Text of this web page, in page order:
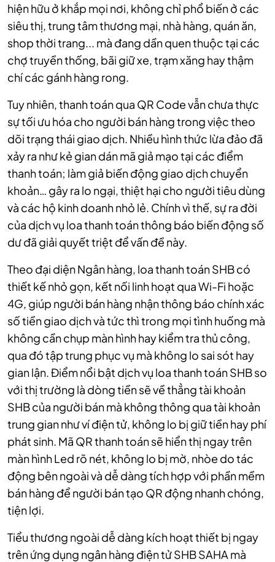
hiện hữu ở khắp mọi nơi, không chỉ phổ biến ở các
siêu thị, trung tâm thương mại, nhà hàng, quán ăn,
shop thời trang... mà đang dần quen thuộc tại các
chợ truyền thống, bãi giữ xe, trạm xăng hay thậm
chí các gánh hàng rong.
Tuy nhiên, thanh toán qua QR Code vẫn chưa thực
sự tối ưu hóa cho người bán hàng trong việc theo
dõi trạng thái giao dịch. Nhiều hình thức lừa đảo đã
xảy ra như kẻ gian dán mã giả mạo tại các điểm
thanh toán; làm giả biến động giao dịch chuyển
khoản… gây ra lo ngại, thiệt hại cho người tiêu dùng
và các hộ kinh doanh nhỏ lẻ. Chính vì thế, sự ra đời
của dịch vụ loa thanh toán thông báo biến động số
dư đã giải quyết triệt để vấn đề này.
Theo đại diện Ngân hàng, loa thanh toán SHB có
thiết kế nhỏ gọn, kết nối linh hoạt qua Wi-Fi hoặc
4G, giúp người bán hàng nhận thông báo chính xác
số tiền giao dịch và tức thì trong mọi tình huống mà
không cần chụp màn hình hay kiểm tra thủ công,
qua đó tập trung phục vụ mà không lo sai sót hay
gian lận. Điểm nổi bật dịch vụ loa thanh toán SHB so
với thị trường là dòng tiền sẽ về thẳng tài khoản
SHB của người bán mà không thông qua tài khoản
trung gian như ví điện tử, không lo bị giữ tiền hay phí
phát sinh. Mã QR thanh toán sẽ hiển thị ngay trên
màn hình Led rõ nét, không lo bị mờ, nhòe do tác
động bên ngoài và dễ dàng tích hợp với phần mềm
bán hàng để người bán tạo QR động nhanh chóng,
tiện lợi.
Tiểu thương ngoài dễ dàng kích hoạt thiết bị ngay
trên ứng dụng ngân hàng điện tử SHB SAHA mà